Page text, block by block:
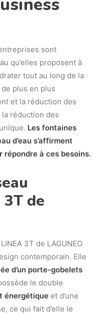
sont
qu’elles proposent à
tout au long de la
plus en plus
et la réduction des
réduction des
Les fontaines
d’eau s’affirment
répondre à ces besoins.
de
3T de LAGUNEO
contemporain. Elle
d’un porte-gobelets
le double
énergétique et d’une
ce qui fait d’elle le